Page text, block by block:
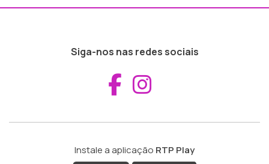
Siga-nos nas redes sociais
Aceder ao
Instale a aplicação RTP Play